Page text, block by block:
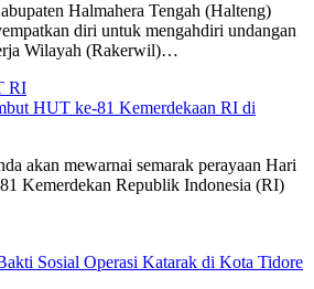
Halmahera Tengah (Halteng)
diri untuk mengahdiri undangan
Wilayah (Rakerwil)…
HUT ke-81 Kemerdekaan RI di
akan mewarnai semarak perayaan Hari
Kemerdekan Republik Indonesia (RI)
Sosial Operasi Katarak di Kota Tidore